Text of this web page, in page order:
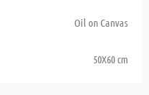
Oil on Canvas
50X60 cm